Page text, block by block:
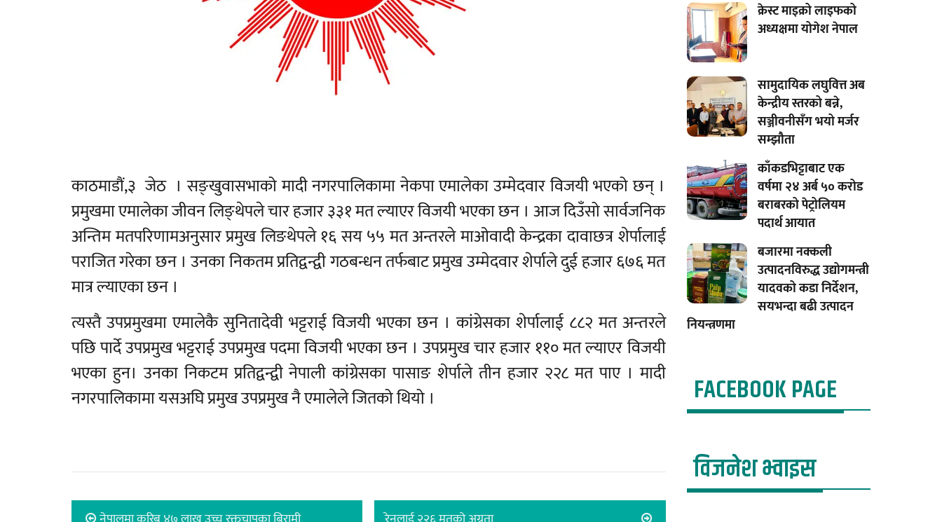
काठमाडौं,३ जेठ । सङ्खुवासभाको मादी नगरपालिकामा नेकपा एमालेका उम्मेदवार विजयी भएको छन् ।
प्रमुखमा एमालेका जीवन लिङ्थेपले चार हजार ३३१ मत ल्याएर विजयी भएका छन । आज दिउँसो सार्वजनिक
अन्तिम मतपरिणामअनुसार प्रमुख लिङथेपले १६ सय ५५ मत अन्तरले माओवादी केन्द्रका दावाछत्र शेर्पालाई
पराजित गरेका छन । उनका निकतम प्रतिद्वन्द्वी गठबन्धन तर्फबाट प्रमुख उम्मेदवार शेर्पाले दुई हजार ६७६ मत
मात्र ल्याएका छन ।
त्यस्तै उपप्रमुखमा एमालेकै सुनितादेवी भट्टराई विजयी भएका छन । कांग्रेसका शेर्पालाई ८८२ मत अन्तरले
पछि पार्दे उपप्रमुख भट्टराई उपप्रमुख पदमा विजयी भएका छन । उपप्रमुख चार हजार ११० मत ल्याएर विजयी
भएका हुन। उनका निकटम प्रतिद्वन्द्वी नेपाली कांग्रेसका पासाङ शेर्पाले तीन हजार २२८ मत पाए । मादी
नगरपालिकामा यसअघि प्रमुख उपप्रमुख नै एमालेले जितको थियो ।
क्रेस्ट माइक्रो लाइफको
अध्यक्षमा योगेश नेपाल
सामुदायिक लघुवित्त अब
केन्द्रीय स्तरको बन्ने,
सञ्जीवनीसँग भयो मर्जर
सम्झौता
काँकडभिट्टाबाट एक
वर्षमा २४ अर्ब ५० करोड
बराबरको पेट्रोलियम
पदार्थ आयात
बजारमा नक्कली
उत्पादनविरुद्ध उद्योगमन्त्री
यादवको कडा निर्देशन,
सयभन्दा बढी उत्पादन
नियन्त्रणमा
FACEBOOK PAGE
विजनेश भ्वाइस